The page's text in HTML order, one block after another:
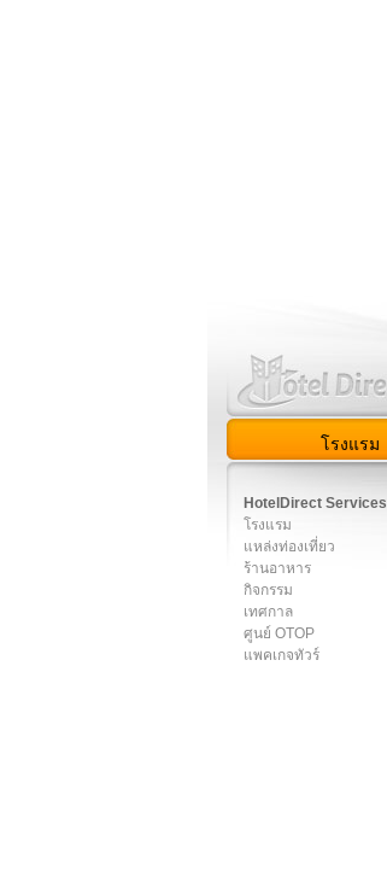
โรงแรม
HotelDirect Services
โรงแรม
แหล่งท่องเที่ยว
ร้านอาหาร
กิจกรรม
เทศกาล
ศูนย์ OTOP
แพคเกจทัวร์